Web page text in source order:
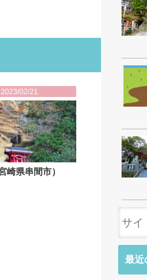
02/21
崎県串間市）
最近